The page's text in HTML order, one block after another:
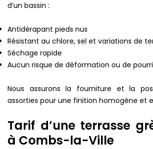
d’un bassin :
Antidérapant pieds nus
Résistant au chlore, sel et variations de
Séchage rapide
Aucun risque de déformation ou de
Nous assurons la fourniture et la
assorties pour une finition homogène et
Tarif d’une terrasse
à Combs-la-Ville